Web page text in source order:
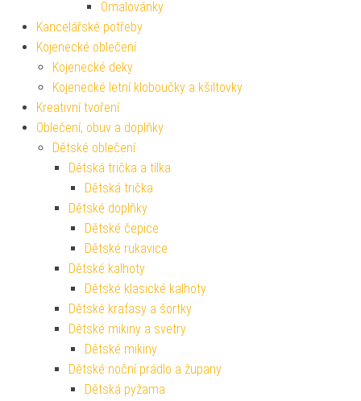
Omalovánky
Kancelářské potřeby
Kojenecké oblečení
Kojenecké deky
Kojenecké letní kloboučky a kšiltovky
Kreativní tvoření
Oblečení, obuv a doplňky
Dětské oblečení
Dětská trička a tílka
Dětská trička
Dětské doplňky
Dětské čepice
Dětské rukavice
Dětské kalhoty
Dětské klasické kalhoty
Dětské kraťasy a šortky
Dětské mikiny a svetry
Dětské mikiny
Dětské noční prádlo a župany
Dětská pyžama